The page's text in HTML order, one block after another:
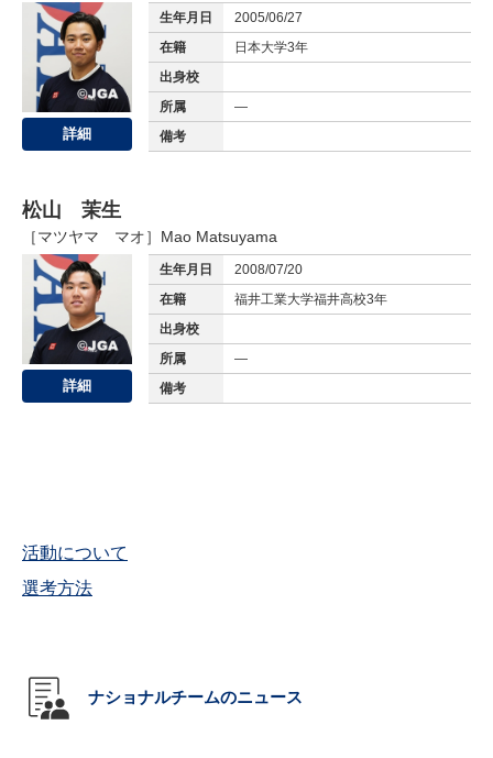
詳細
生年月日
2005/06/27
在籍
日本大学3年
出身校
所属
—
備考
松山 茉生
［マツヤマ マオ］ Mao Matsuyama
詳細
生年月日
2008/07/20
在籍
福井工業大学福井高校3年
出身校
所属
—
備考
活動について
選考方法
ナショナルチームのニュース